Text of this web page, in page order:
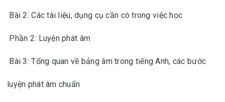
Bài 2: Các tài liệu, dụng cụ cần có trong việc học
Phần 2: Luyện phát âm
Bài 3: Tổng quan về bảng âm trong tiếng Anh, các bước
luyện phát âm chuẩn